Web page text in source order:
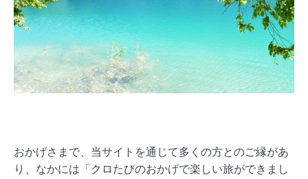
おかげさまで、当サイトを通じて多くの方とのご縁があ
り、なかには「クロたびのおかげで楽しい旅ができまし